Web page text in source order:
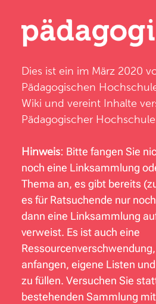
Dies ist ein im März 2020
Pädagogischen
Wiki und vereint Inhalte
Pädagogischer
Hinweis: Bitte fangen Sie
noch eine Linksammlung
Thema an, es gibt bereits
es für Ratsuchende nur
dann eine Linksammlung
verweist. Es ist auch eine
anfangen, eigene Listen
zu füllen. Versuchen Sie
bestehenden Sammlung